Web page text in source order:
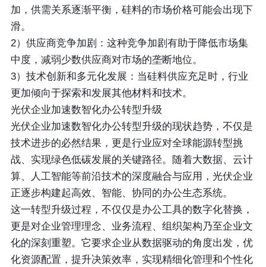
加，供需关系逐渐平衡，硅料的市场价格可能会出现下
滑。
2）供应商竞争加剧：这种竞争加剧有助于降低市场集
中度，减弱少数供应商对市场的垄断地位。
3）技术创新和多元化发展：当硅料供应充足时，行业
更加倾向于探索和发展其他材料和技术。
光伏企业加速数智化办公转型升级
光伏企业加速数智化办公转型升级的现状趋势，不仅是
技术进步的必然结果，更是行业应对全球能源转型挑
战、实现绿色低碳发展的关键路径。随着大数据、云计
算、人工智能等前沿技术的深度融合与应用，光伏企业
正逐步构建起高效、智能、协同的办公生态系统。
这一转型升级过程，不仅仅是办公工具的数字化替换，
更是对企业管理理念、业务流程、组织架构乃至企业文
化的深刻重塑。它要求企业从数据驱动的角度出发，优
化资源配置，提升决策效率，实现精细化管理和个性化